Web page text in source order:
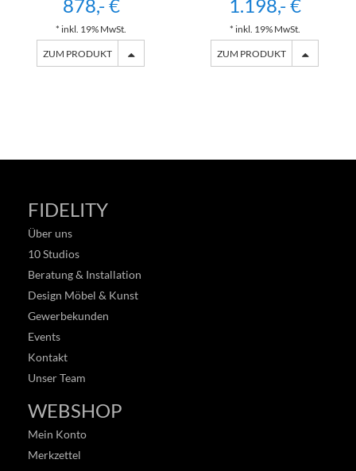
878,- €
* inkl. 19% MwSt.
ZUM PRODUKT
1.198,- €
* inkl. 19% MwSt.
ZUM PRODUKT
FIDELITY
Über uns
10 Studios
Beratung & Installation
Design Möbel & Kunst
Gewerbekunden
Events
Kontakt
Unser Team
WEBSHOP
Mein Konto
Merkzettel